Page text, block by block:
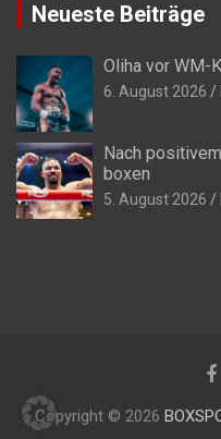
Neueste Beiträge
Oliha vor WM-
6. August 2026
Nach
boxen
5. August 2026
Copyright © 2026